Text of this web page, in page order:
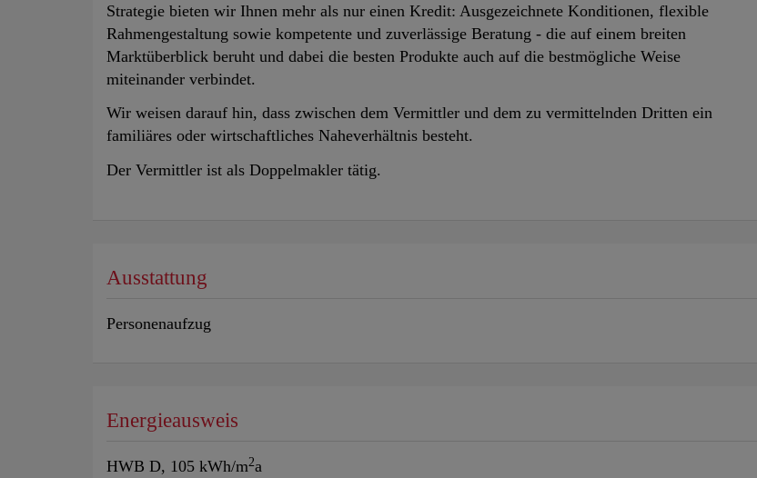
Strategie bieten wir Ihnen mehr als nur einen Kredit: Ausgezeichnete Konditionen, flexible
Rahmengestaltung sowie kompetente und zuverlässige Beratung - die auf einem breiten
Marktüberblick beruht und dabei die besten Produkte auch auf die bestmögliche Weise
miteinander verbindet.
Wir weisen darauf hin, dass zwischen dem Vermittler und dem zu vermittelnden Dritten ein
familiäres oder wirtschaftliches Naheverhältnis besteht.
Der Vermittler ist als Doppelmakler tätig.
Ausstattung
Personenaufzug
Energieausweis
HWB D, 105 kWh/m2a